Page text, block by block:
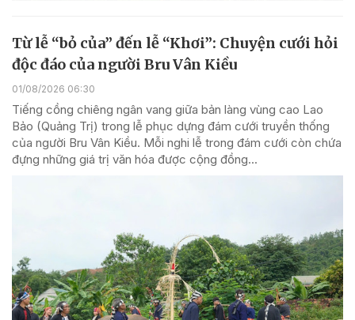
Từ lễ “bỏ của” đến lễ “Khơi”: Chuyện cưới hỏi
độc đáo của người Bru Vân Kiều
01/08/2026 06:30
Tiếng cồng chiêng ngân vang giữa bản làng vùng cao Lao
Bảo (Quảng Trị) trong lễ phục dựng đám cưới truyền thống
của người Bru Vân Kiều. Mỗi nghi lễ trong đám cưới còn chứa
đựng những giá trị văn hóa được cộng đồng...